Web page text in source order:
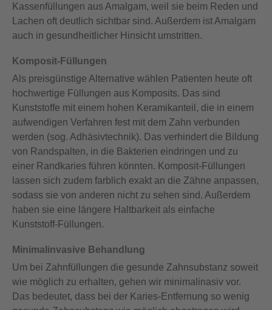
Kassenfüllungen aus Amalgam, weil sie beim Reden und
Lachen oft deutlich sichtbar sind. Außerdem ist Amalgam
auch in gesundheitlicher Hinsicht umstritten.
Komposit-Füllungen
Als preisgünstige Alternative wählen Patienten heute oft
hochwertige Füllungen aus Komposits. Das sind
Kunststoffe mit einem hohen Keramikanteil, die in einem
aufwendigen Verfahren fest mit dem Zahn verbunden
werden (sog. Adhäsivtechnik). Das verhindert die Bildung
von Randspalten, in die Bakterien eindringen und zu
einer Randkaries führen könnten. Komposit-Füllungen
lassen sich zudem farblich exakt an die Zähne anpassen,
sodass sie von anderen nicht zu sehen sind. Außerdem
haben sie eine längere Haltbarkeit als einfache
Kunststoff-Füllungen.
Minimalinvasive Behandlung
Um bei Zahnfüllungen die gesunde Zahnsubstanz soweit
wie möglich zu erhalten, gehen wir minimalinasiv vor.
Das bedeutet, dass bei der Karies-Entfernung so wenig